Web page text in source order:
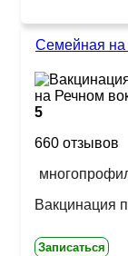
Семейная на
5
660 отзывов
Вакцинация
Записаться